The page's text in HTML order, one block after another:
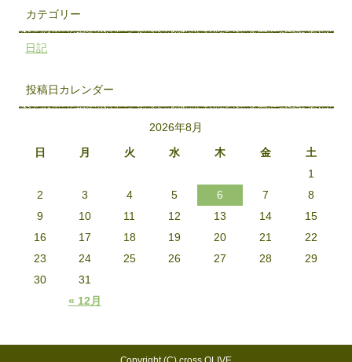
カテゴリー
日記
投稿日カレンダー
2026年8月
日
月 火 水 木 金 土
« 12月
1
2
3 4 5 6 7
8
9
10 11 12 13 14
15
16
17 18 19 20 21
22
23
24 25 26 27 28
29
30
31